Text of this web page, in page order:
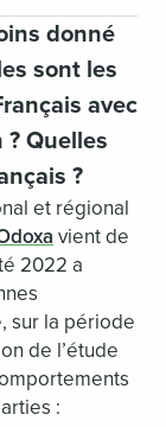
donné
sont les
avec
Quelles
?
et régional
vient de
2022 a
sur la période
de l’étude
: